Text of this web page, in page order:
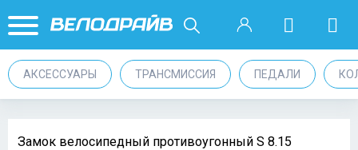
АКСЕССУАРЫ ТРАНСМИССИЯ ПЕДАЛИ
Замок велосипедный противоугонный S 8.15